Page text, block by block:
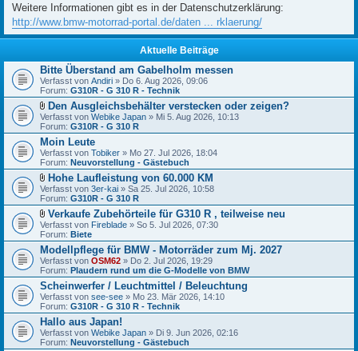
Weitere Informationen gibt es in der Datenschutzerklärung:
http://www.bmw-motorrad-portal.de/daten ... rklaerung/
Aktuelle Beiträge
Bitte Überstand am Gabelholm messen
Verfasst von Andiri » Do 6. Aug 2026, 09:06
Forum: G310R - G 310 R - Technik
D
a
t
e
i
a
n
h
a
n
g
Den Ausgleichsbehälter verstecken oder zeigen?
Verfasst von Webike Japan » Mi 5. Aug 2026, 10:13
Forum: G310R - G 310 R
Moin Leute
Verfasst von Tobiker » Mo 27. Jul 2026, 18:04
Forum: Neuvorstellung - Gästebuch
D
a
t
e
i
a
n
h
a
n
g
Hohe Laufleistung von 60.000 KM
Verfasst von 3er-kai » Sa 25. Jul 2026, 10:58
Forum: G310R - G 310 R
D
a
t
e
i
a
n
h
a
n
g
Verkaufe Zubehörteile für G310 R , teilweise neu
Verfasst von Fireblade » So 5. Jul 2026, 07:30
Forum: Biete
Modellpflege für BMW - Motorräder zum Mj. 2027
Verfasst von OSM62 » Do 2. Jul 2026, 19:29
Forum: Plaudern rund um die G-Modelle von BMW
Scheinwerfer / Leuchtmittel / Beleuchtung
Verfasst von see-see » Mo 23. Mär 2026, 14:10
Forum: G310R - G 310 R - Technik
Hallo aus Japan!
Verfasst von Webike Japan » Di 9. Jun 2026, 02:16
Forum: Neuvorstellung - Gästebuch